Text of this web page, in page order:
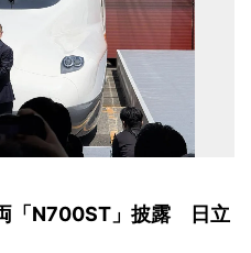
「N700ST」披露 日立